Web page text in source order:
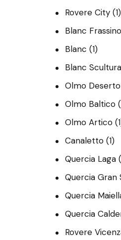
Rovere City (1)
Blanc Frassino
Blanc (1)
Blanc Scultura
Olmo Deserto
Olmo Baltico
Olmo Artico
Canaletto (1)
Quercia Laga
Quercia Gran
Quercia
Quercia
Rovere